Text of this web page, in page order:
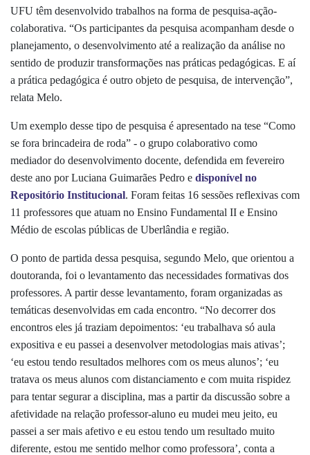
UFU têm desenvolvido trabalhos na forma de pesquisa-ação-
colaborativa. “Os participantes da pesquisa acompanham desde o
planejamento, o desenvolvimento até a realização da análise no
sentido de produzir transformações nas práticas pedagógicas. E aí
a prática pedagógica é outro objeto de pesquisa, de intervenção”,
relata Melo.
Um exemplo desse tipo de pesquisa é apresentado na tese “Como
se fora brincadeira de roda” - o grupo colaborativo como
mediador do desenvolvimento docente, defendida em fevereiro
deste ano por Luciana Guimarães Pedro e disponível no
Repositório Institucional. Foram feitas 16 sessões reflexivas com
11 professores que atuam no Ensino Fundamental II e Ensino
Médio de escolas públicas de Uberlândia e região.
O ponto de partida dessa pesquisa, segundo Melo, que orientou a
doutoranda, foi o levantamento das necessidades formativas dos
professores. A partir desse levantamento, foram organizadas as
temáticas desenvolvidas em cada encontro. “No decorrer dos
encontros eles já traziam depoimentos: ‘eu trabalhava só aula
expositiva e eu passei a desenvolver metodologias mais ativas’;
‘eu estou tendo resultados melhores com os meus alunos’; ‘eu
tratava os meus alunos com distanciamento e com muita rispidez
para tentar segurar a disciplina, mas a partir da discussão sobre a
afetividade na relação professor-aluno eu mudei meu jeito, eu
passei a ser mais afetivo e eu estou tendo um resultado muito
diferente, estou me sentido melhor como professora’, conta a